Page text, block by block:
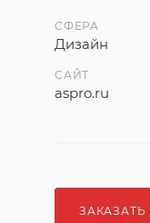
СФЕРА
Дизайн
САЙТ
aspro.ru
ЗАКАЗАТЬ